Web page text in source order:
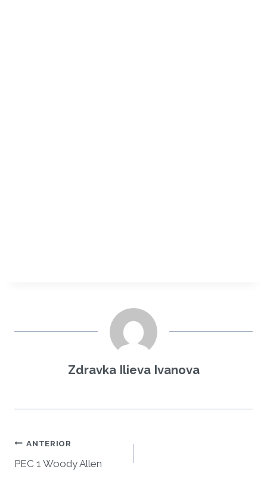
Zdravka Ilieva Ivanova
Navegación
de
ANTERIOR
PEC 1 Woody Allen